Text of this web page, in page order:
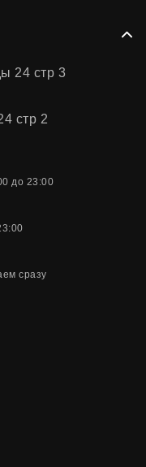
24 стр 3
стр 2
до 23:00
сразу